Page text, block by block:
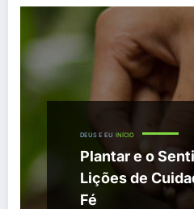
DEUS E EU INÍCIO
Plantar e o
Lições de
Fé